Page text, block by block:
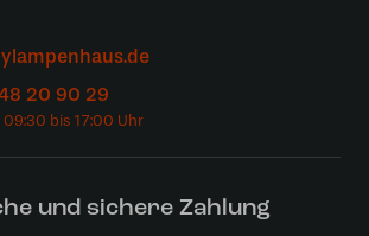
20 90 29
und sichere Zahlung